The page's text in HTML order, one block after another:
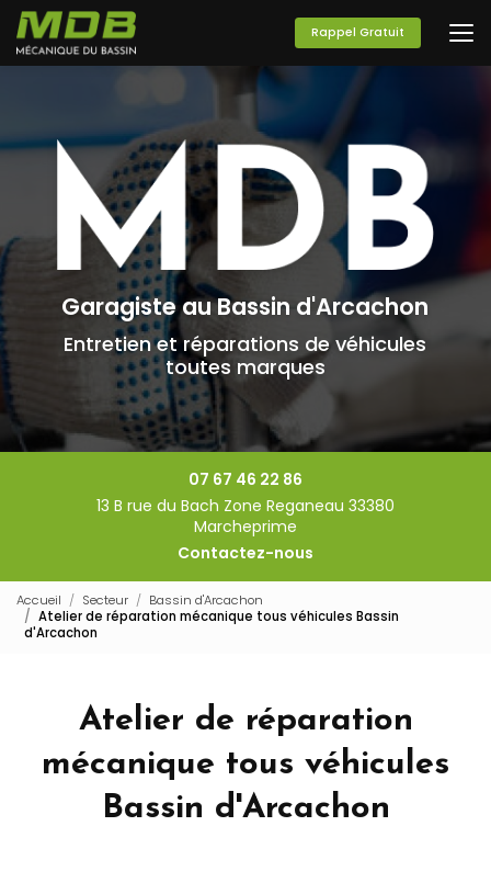
Aller
au
contenu
principal
Rappel Gratuit
Garagiste au Bassin d'Arcachon
Entretien et réparations de véhicules
toutes marques
07 67 46 22 86
13 B rue du Bach Zone Reganeau 33380
Marcheprime
Contactez-nous
Accueil Secteur
Bassin d'Arcachon
Atelier de réparation mécanique tous véhicules Bassin
d'Arcachon
Atelier de réparation
mécanique tous véhicules
Bassin d'Arcachon